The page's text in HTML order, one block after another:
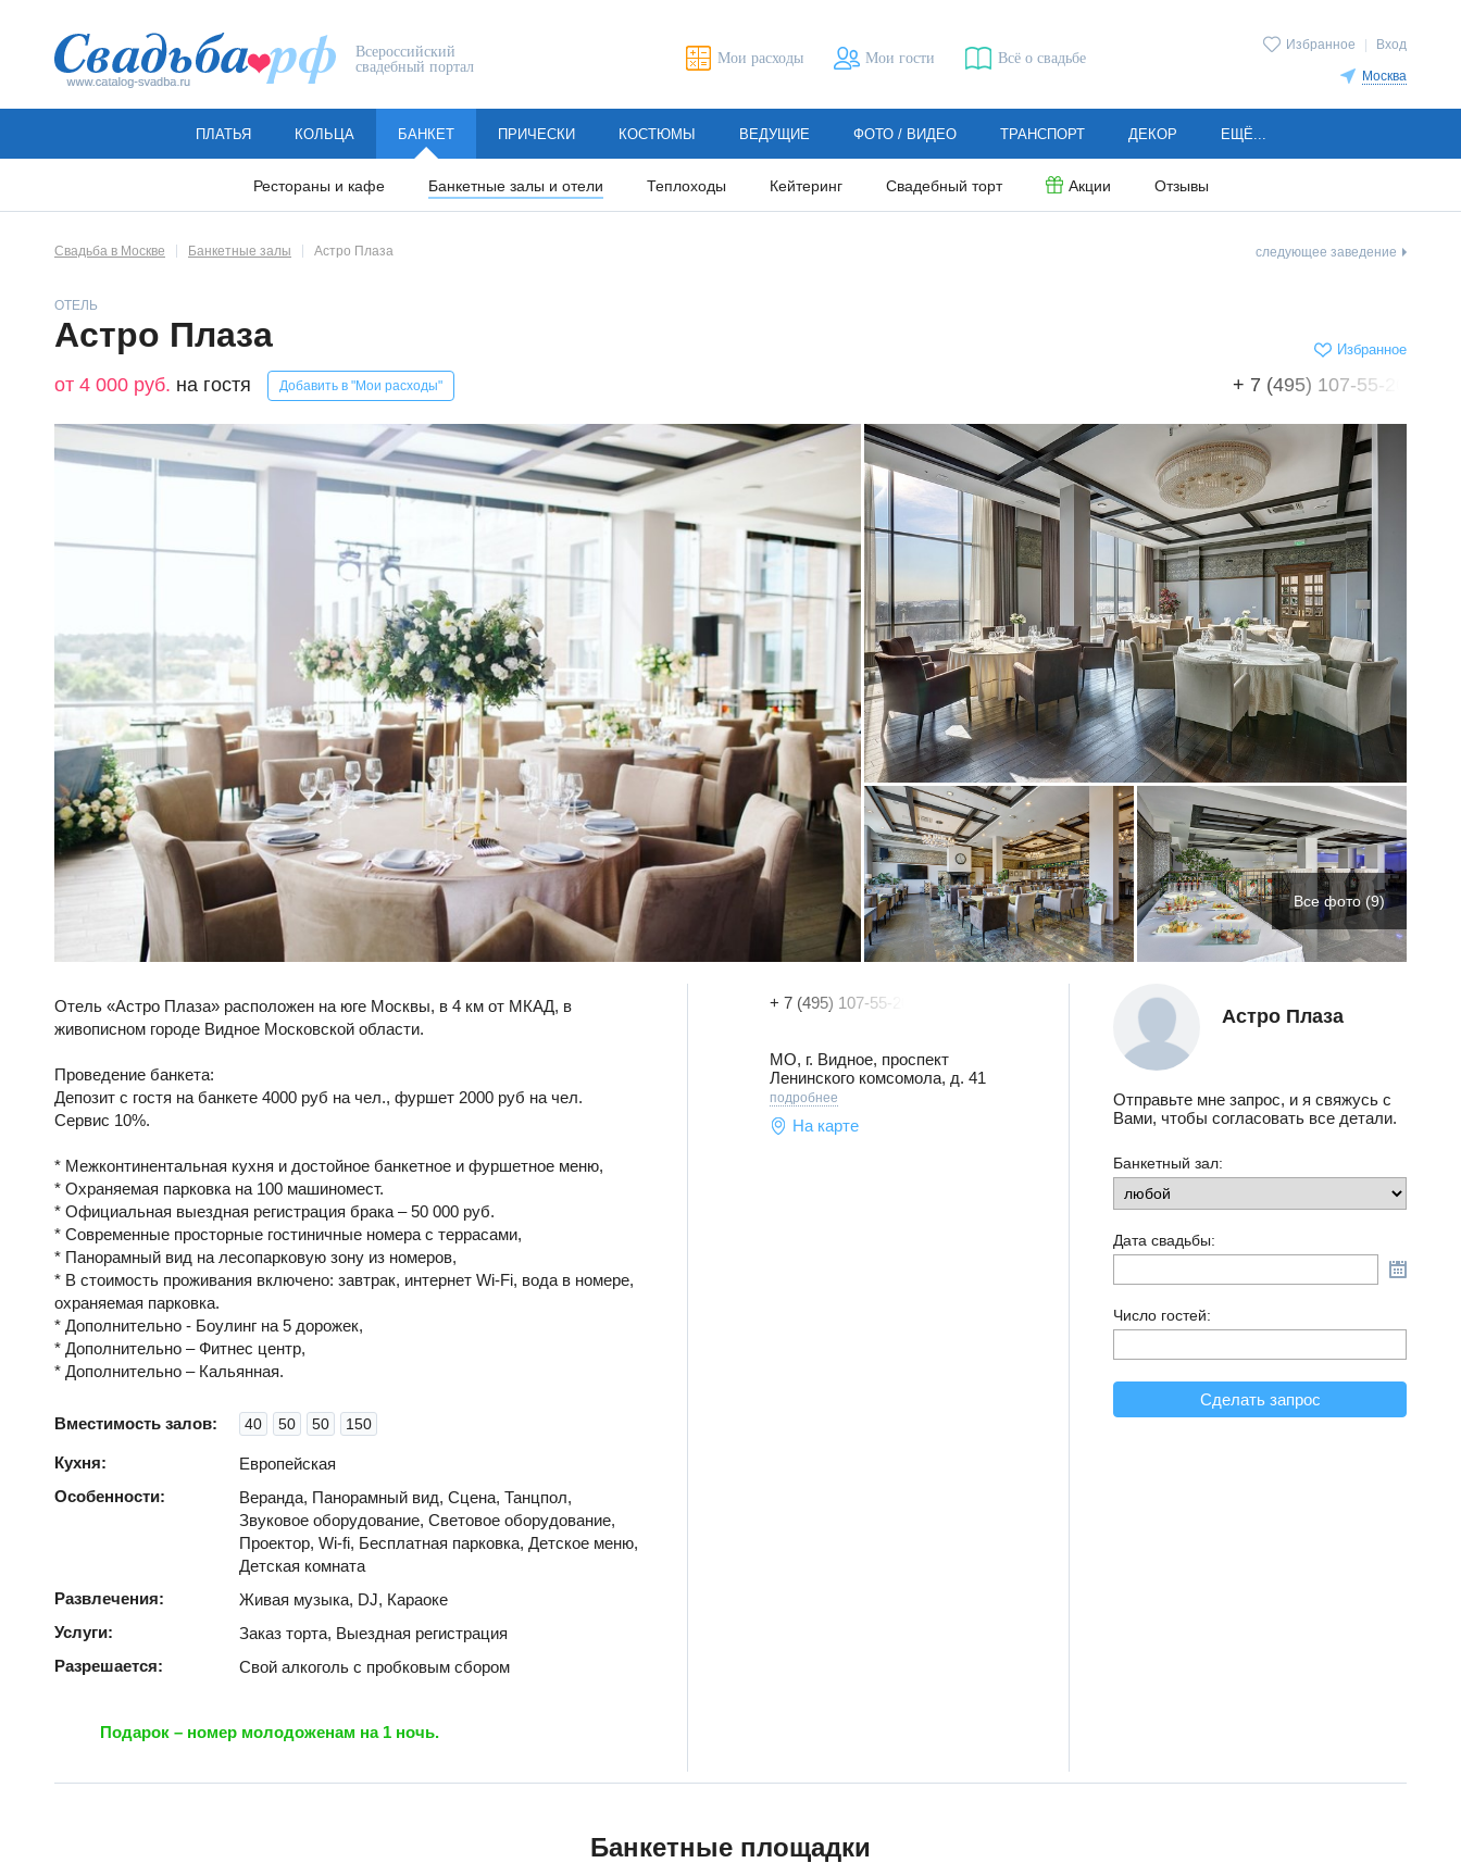
Всероссийский
свадебный портал
Избранное Вход
Москва
Мои расходы Мои гости Всё о свадьбе
ПЛАТЬЯ КОЛЬЦА БАНКЕТ
Рестораны и кафе Банкетные залы и отели Теплоходы Кейтеринг Свадебный торт Акции Отзывы
ПРИЧЕСКИ КОСТЮМЫ ВЕДУЩИЕ ФОТО / ВИДЕО ТРАНСПОРТ ДЕКОР ЕЩЁ...
следующее заведение
Свадьба в Москве Банкетные залы Астро Плаза
ОТЕЛЬ
Астро Плаза
от 4 000 руб. на гостя Добавить в "Мои расходы"
Избранное
+ 7 (495) 107-55-20
Все фото (9)
Отель «Астро Плаза» расположен на юге Москвы, в 4 км от МКАД, в
живописном городе Видное Московской области.
Проведение банкета:
Депозит с гостя на банкете 4000 руб на чел., фуршет 2000 руб на чел.
Сервис 10%.
* Межконтинентальная кухня и достойное банкетное и фуршетное меню,
* Охраняемая парковка на 100 машиномест.
* Официальная выездная регистрация брака – 50 000 руб.
* Современные просторные гостиничные номера с террасами,
* Панорамный вид на лесопарковую зону из номеров,
* В стоимость проживания включено: завтрак, интернет Wi-Fi, вода в номере,
охраняемая парковка.
* Дополнительно - Боулинг на 5 дорожек,
* Дополнительно – Фитнес центр,
* Дополнительно – Кальянная.
Вместимость залов: 40 50 50 150
Кухня:
Европейская
Особенности:
Веранда, Панорамный вид, Сцена, Танцпол,
Звуковое оборудование, Световое оборудование,
Проектор, Wi-fi, Бесплатная парковка, Детское меню,
Детская комната
Развлечения:
Живая музыка, DJ, Караоке
Услуги:
Заказ торта, Выездная регистрация
Разрешается:
Свой алкоголь с пробковым сбором
Подарок – номер молодоженам на 1 ночь.
+ 7 (495) 107-55-20
МО, г. Видное, проспект
Ленинского комсомола, д. 41
подробнее
На карте
Астро Плаза
Отправьте мне запрос, и я свяжусь с
Вами, чтобы согласовать все детали.
Банкетный зал:
Дата свадьбы:
Число гостей:
Сделать запрос
Банкетные площадки